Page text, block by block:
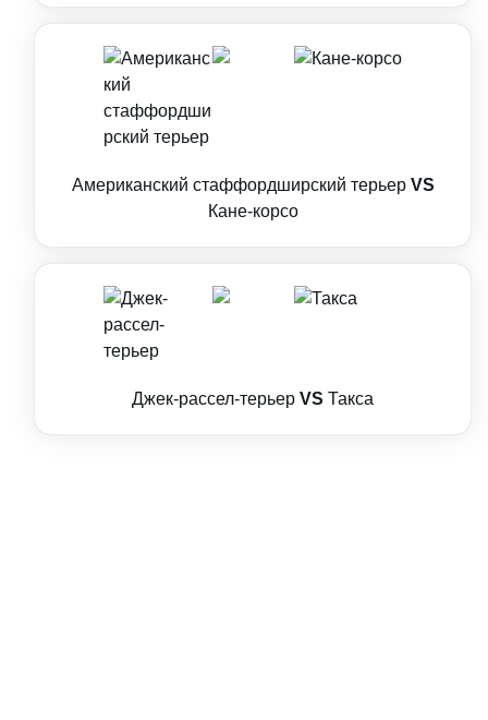
Американский стаффордширский терьер VS
Кане-корсо
Джек-рассел-терьер VS Такса